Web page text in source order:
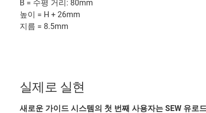
B = 수평 거리: 80mm
높이 = H + 26mm
지름 = 8.5mm
실제로 실현
새로운 가이드 시스템의 첫 번째 사용자는 SEW 유로